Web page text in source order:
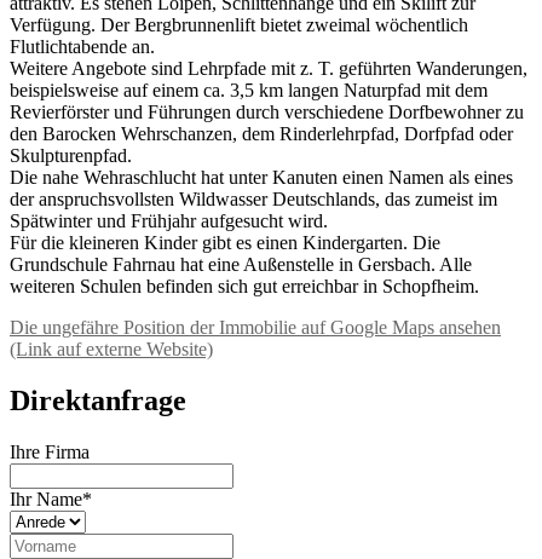
Verfügung. Der Bergbrunnenlift bietet zweimal wöchentlich
Flutlichtabende an.
Weitere Angebote sind Lehrpfade mit z. T. geführten Wanderungen,
beispielsweise auf einem ca. 3,5 km langen Naturpfad mit dem
Revierförster und Führungen durch verschiedene Dorfbewohner zu
den Barocken Wehrschanzen, dem Rinderlehrpfad, Dorfpfad oder
Skulpturenpfad.
Die nahe Wehraschlucht hat unter Kanuten einen Namen als eines
der anspruchsvollsten Wildwasser Deutschlands, das zumeist im
Spätwinter und Frühjahr aufgesucht wird.
Für die kleineren Kinder gibt es einen Kindergarten. Die
Grundschule Fahrnau hat eine Außenstelle in Gersbach. Alle
weiteren Schulen befinden sich gut erreichbar in Schopfheim.
Die ungefähre Position der Immobilie auf Google Maps ansehen
(Link auf externe Website)
Direktanfrage
Ihre Firma
Ihr Name*